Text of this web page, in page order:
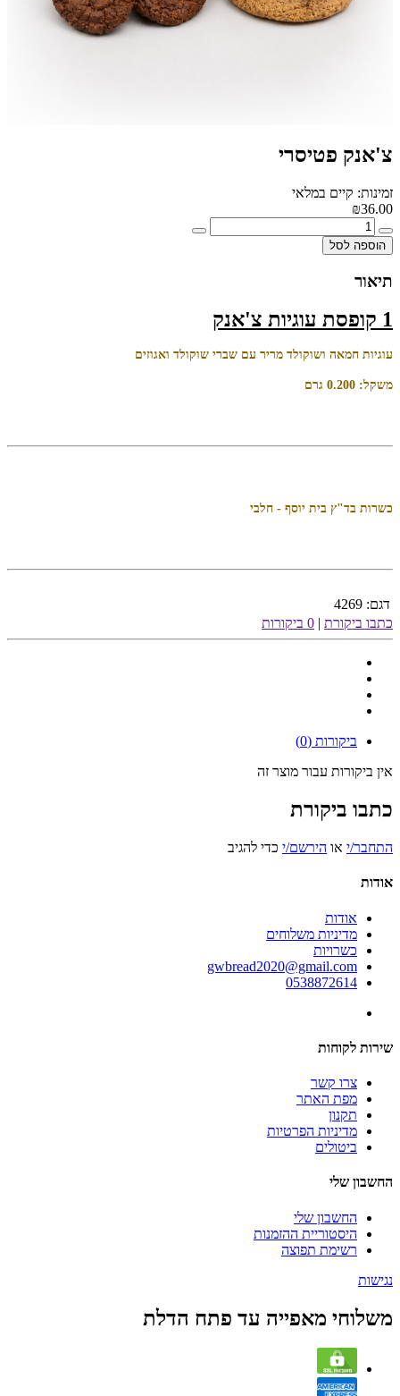
צ'אנק פטיסרי
זמינות: קיים במלאי
₪36.00
הוספה לסל
תיאור
1 קופסת עוגיות צ'אנק
עוגיות חמאה ושוקולד מריר עם שברי שוקולד ואגוזים
משקל: 0.200 גרם
כשרות בד"ץ בית יוסף - חלבי
דגם: 4269
כתבו ביקורת | 0 ביקורות
ביקורות (0)
אין ביקורות עבור מוצר זה
כתבו ביקורת
התחבר/י או הירשם/י כדי להגיב
אודות
אודות
מדיניות משלוחים
כשרויות
gwbread2020@gmail.com
0538872614
שירות לקוחות
צרו קשר
מפת האתר
תקנון
מדיניות הפרטיות
ביטולים
החשבון שלי
החשבון שלי
היסטוריית ההזמנות
רשימת תפוצה
נגישות
משלוחי מאפייה עד פתח הדלת